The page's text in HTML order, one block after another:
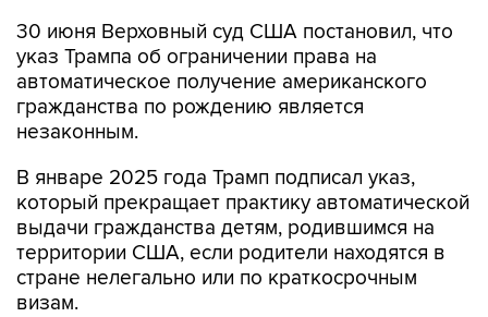
30 июня Верховный суд США постановил, что
указ Трампа об ограничении права на
автоматическое получение американского
гражданства по рождению является
незаконным.
В январе 2025 года Трамп подписал указ,
который прекращает практику автоматической
выдачи гражданства детям, родившимся на
территории США, если родители находятся в
стране нелегально или по краткосрочным
визам.